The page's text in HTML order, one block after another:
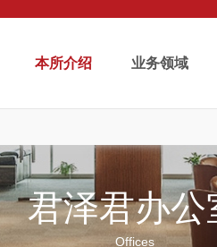
本所介绍 业务领域
君泽君办公
Offices